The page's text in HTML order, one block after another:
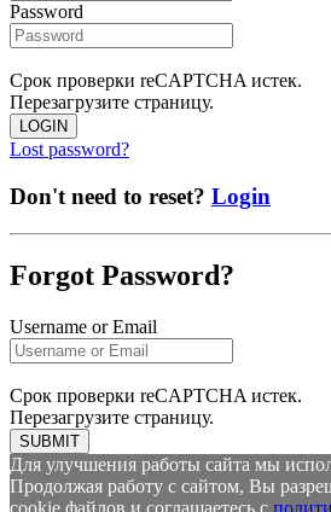
Password
Срок проверки reCAPTCHA истек.
Перезагрузите страницу.
LOGIN
Lost password?
Don't need to reset? Login
Forgot Password?
Username or Email
Срок проверки reCAPTCHA истек.
Перезагрузите страницу.
SUBMIT
Для улучшения работы сайта мы
Продолжая работу с сайтом, Вы
cookie файлов и соглашаетесь с